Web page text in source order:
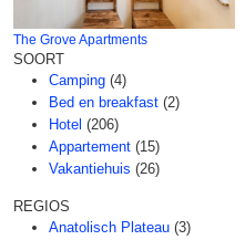
The Grove Apartments
SOORT
Camping (4)
Bed en breakfast (2)
Hotel (206)
Appartement (15)
Vakantiehuis (26)
REGIOS
Anatolisch Plateau (3)